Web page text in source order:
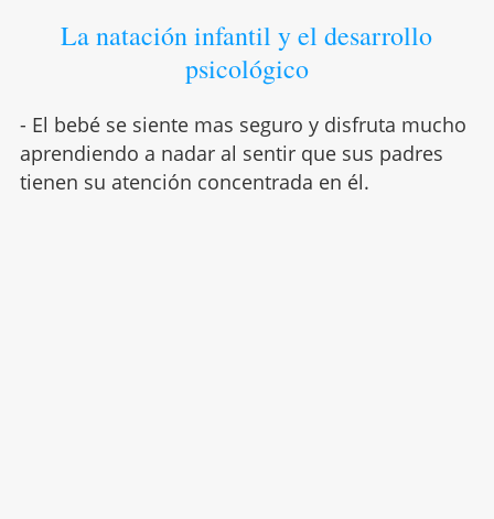
La natación infantil y el desarrollo
psicológico
- El bebé se siente mas seguro y disfruta mucho
aprendiendo a nadar al sentir que sus padres
tienen su atención concentrada en él.